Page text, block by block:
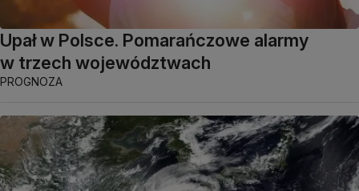
Upał w Polsce. Pomarańczowe alarmy
w trzech województwach
PROGNOZA